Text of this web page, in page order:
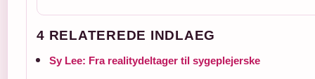
4 RELATEREDE INDLAEG
Sy Lee: Fra realitydeltager til sygeplejerske